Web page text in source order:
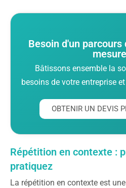
Besoin d'un
Bâtissons ensemble la
besoins de votre entreprise
OBTENIR UN DEVIS
Répétition en contexte :
pratiquez
La répétition en contexte est